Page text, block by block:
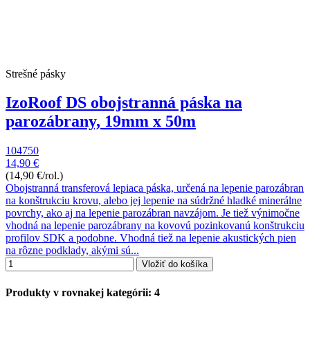
Strešné pásky
IzoRoof DS obojstranná páska na
parozábrany, 19mm x 50m
104750
14,90 €
(14,90 €/rol.)
Obojstranná transferová lepiaca páska, určená na lepenie parozábran
na konštrukciu krovu, alebo jej lepenie na súdržné hladké minerálne
povrchy, ako aj na lepenie parozábran navzájom. Je tiež výnimočne
vhodná na lepenie parozábrany na kovovú pozinkovanú konštrukciu
profilov SDK a podobne. Vhodná tiež na lepenie akustických pien
na rôzne podklady, akými sú...
Vložiť do košíka
Produkty v rovnakej kategórii: 4